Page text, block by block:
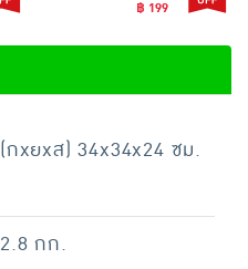
฿ 199
(กxยxส) 34x34x24 ซม.
2.8 กก.